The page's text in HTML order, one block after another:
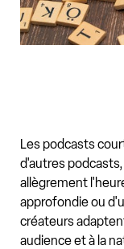
Les podcasts
d'autres
allègrement
approfondie ou
créateurs
audience et à la